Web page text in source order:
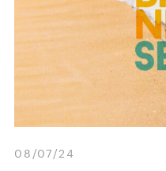
08/07/24